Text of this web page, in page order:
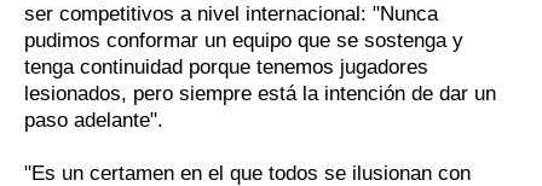
ser competitivos a nivel internacional: "Nunca
pudimos conformar un equipo que se sostenga y
tenga continuidad porque tenemos jugadores
lesionados, pero siempre está la intención de dar un
paso adelante".
"Es un certamen en el que todos se ilusionan con